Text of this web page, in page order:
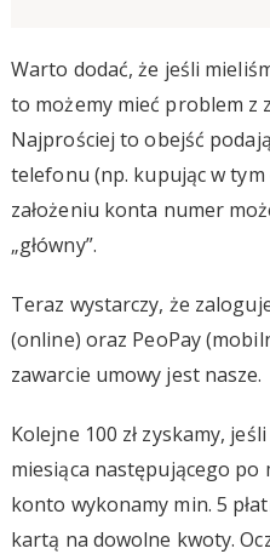
Warto dodać, że jeśli
to możemy mieć problem z
Najprościej to obejść
telefonu (np. kupując w tym
założeniu konta numer
„główny”.
Teraz wystarczy, że
(online) oraz PeoPay
zawarcie umowy jest nasze.
Kolejne 100 zł zyskamy,
miesiąca następującego po
konto wykonamy min. 5
kartą na dowolne kwoty.